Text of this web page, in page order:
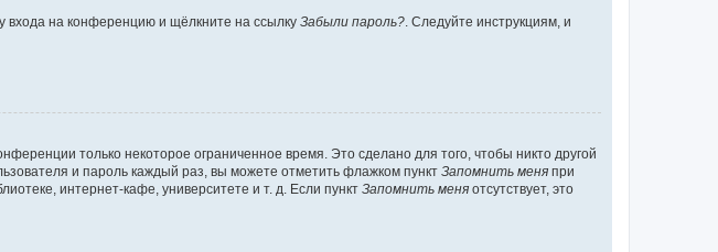
входа на конференцию и щёлкните на ссылку Забыли пароль? . Следуйте инструкциям, и
только некоторое ограниченное время. Это сделано для того, чтобы никто другой
и пароль каждый раз, вы можете отметить флажком пункт Запомнить меня при
интернет-кафе, университете и т. д. Если пункт Запомнить меня отсутствует, это